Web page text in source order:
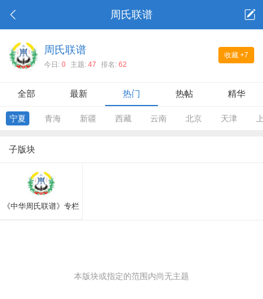
周氏联谱
收藏 +7
周氏联谱
今日: 0 主题: 47 排名: 62
全部 最新 热门 热帖 精华
宁夏 青海 新疆 西藏 云南 北京 天津
子版块
《中华周氏联谱》专栏
本版块或指定的范围内尚无主题